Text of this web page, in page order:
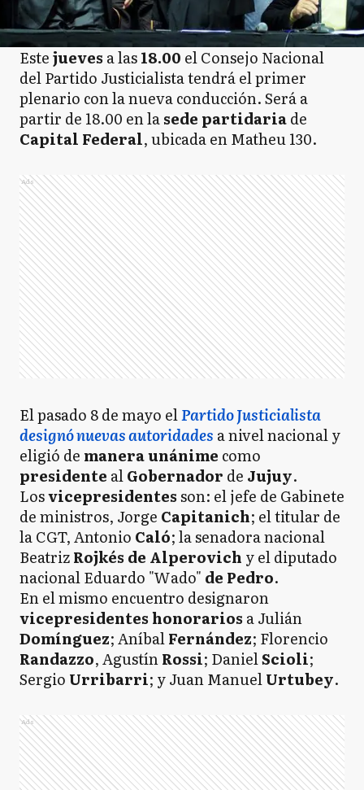
Estejueves a las18.00 el Consejo Nacional
del Partido Justicialista tendrá el primer
plenario con la nueva conducción. Será a
partir de 18.00 en lasede partidariade
Capital Federal, ubicada en Matheu 130.
Ads
El pasado 8 de mayo elPartido Justicialista
designó nuevas autoridades a nivel nacional y
eligió de manera unánime como
presidente alGobernador de Jujuy.
Losvicepresidentesson: el jefe de Gabinete
de ministros, Jorge Capitanich; el titular de
la CGT, Antonio Caló; la senadora nacional
BeatrizRojkés de Alperovich y el diputado
nacional Eduardo "Wado" de Pedro.
En el mismo encuentro designaron
vicepresidentes honorarios a Julián
Domínguez; AníbalFernández; Florencio
Randazzo, AgustínRossi; DanielScioli;
Sergio Urribarri; y Juan ManuelUrtubey.
Ads